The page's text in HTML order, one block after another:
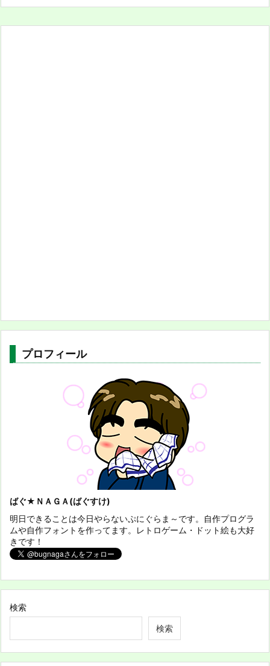
プロフィール
ばぐ★ＮＡＧＡ(ばぐすけ)
明日できることは今日やらないぷにぐらま～です。自作プログラ
ムや自作フォントを作ってます。レトロゲーム・ドット絵も大好
きです！
検索
検索